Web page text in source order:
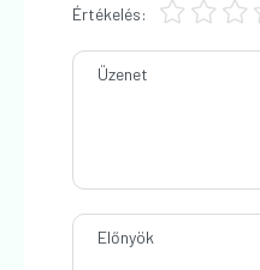
Értékelés:
Üzenet
Előnyök